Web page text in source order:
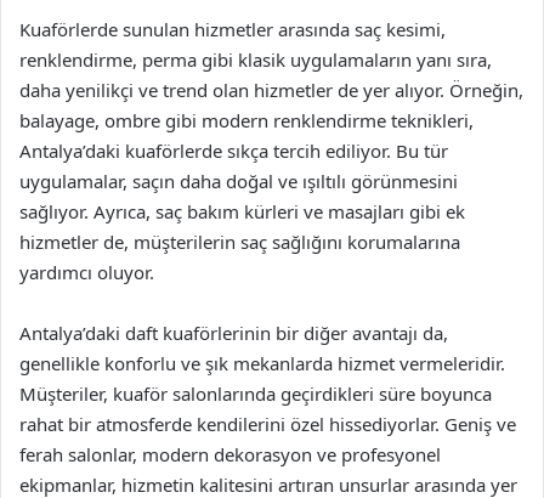
Kuaförlerde sunulan hizmetler arasında saç kesimi,
renklendirme, perma gibi klasik uygulamaların yanı sıra,
daha yenilikçi ve trend olan hizmetler de yer alıyor. Örneğin,
balayage, ombre gibi modern renklendirme teknikleri,
Antalya’daki kuaförlerde sıkça tercih ediliyor. Bu tür
uygulamalar, saçın daha doğal ve ışıltılı görünmesini
sağlıyor. Ayrıca, saç bakım kürleri ve masajları gibi ek
hizmetler de, müşterilerin saç sağlığını korumalarına
yardımcı oluyor.
Antalya’daki daft kuaförlerinin bir diğer avantajı da,
genellikle konforlu ve şık mekanlarda hizmet vermeleridir.
Müşteriler, kuaför salonlarında geçirdikleri süre boyunca
rahat bir atmosferde kendilerini özel hissediyorlar. Geniş ve
ferah salonlar, modern dekorasyon ve profesyonel
ekipmanlar, hizmetin kalitesini artıran unsurlar arasında yer